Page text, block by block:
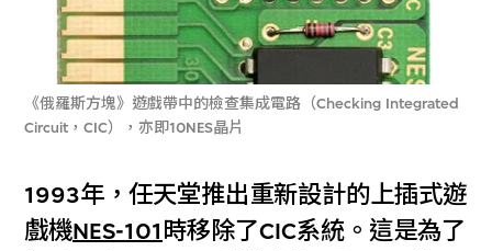
《俄羅斯方塊》遊戲帶中的檢查集成電路（Checking Integrated
Circuit，CIC），亦即10NES晶片
1993年，任天堂推出重新設計的上插式遊
戲機NES-101時移除了CIC系統。這是為了